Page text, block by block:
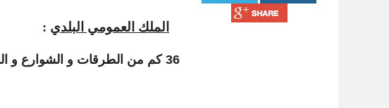
الملك العمومي البلدي :
36 كم من الطرقات و الشوارع و الساحات و الحدائق العمومية